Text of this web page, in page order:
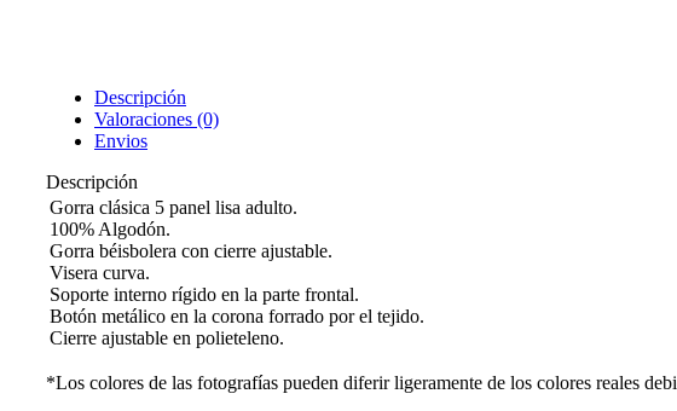
Descripción
Valoraciones (0)
Envios
Descripción
Gorra clásica 5 panel lisa adulto.
100% Algodón.
Gorra béisbolera con cierre ajustable.
Visera curva.
Soporte interno rígido en la parte frontal.
Botón metálico en la corona forrado por el tejido.
Cierre ajustable en polieteleno.
*Los colores de las fotografías pueden diferir ligeramente de los colores reales